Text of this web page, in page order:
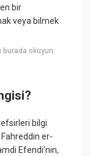
bir
veya bilmek
burada okuyun:
bilgi
er-
Efendi'nin,